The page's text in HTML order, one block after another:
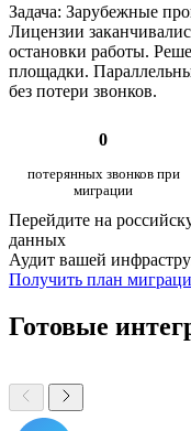
Задача: Зарубежные
Лицензии
остановки работы.
площадки.
без потери звонков.
0
потерянных звонков при
миграции
Перейдите на
данных
Аудит вашей
Получить план
Готовые